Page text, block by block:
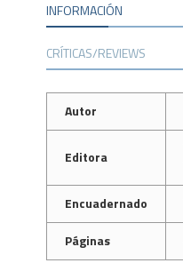
INFORMACIÓN
CRÍTICAS/REVIEWS
Autor
Editora
Encuadernado
Páginas